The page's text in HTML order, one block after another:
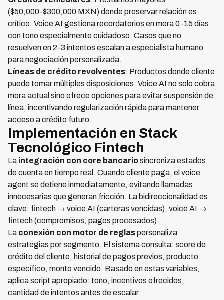
($50,000-$300,000 MXN) donde preservar relación es
crítico. Voice AI gestiona recordatorios en mora 0-15 días
con tono especialmente cuidadoso. Casos que no
resuelven en 2-3 intentos escalan a especialista humano
para negociación personalizada.
Líneas de crédito revolventes: Productos donde cliente
puede tomar múltiples disposiciones. Voice AI no solo cobra
mora actual sino ofrece opciones para evitar suspensión de
línea, incentivando regularización rápida para mantener
acceso a crédito futuro.
Implementación en Stack
Tecnológico Fintech
La integración con core bancariosincroniza estados
de cuenta en tiempo real. Cuando cliente paga, el voice
agent se detiene inmediatamente, evitando llamadas
innecesarias que generan fricción. La bidireccionalidad es
clave: fintech → voice AI (carteras vencidas), voice AI →
fintech (compromisos, pagos procesados).
La conexión con motor de reglaspersonaliza
estrategias por segmento. El sistema consulta: score de
crédito del cliente, historial de pagos previos, producto
específico, monto vencido. Basado en estas variables,
aplica script apropiado: tono, incentivos ofrecidos,
cantidad de intentos antes de escalar.